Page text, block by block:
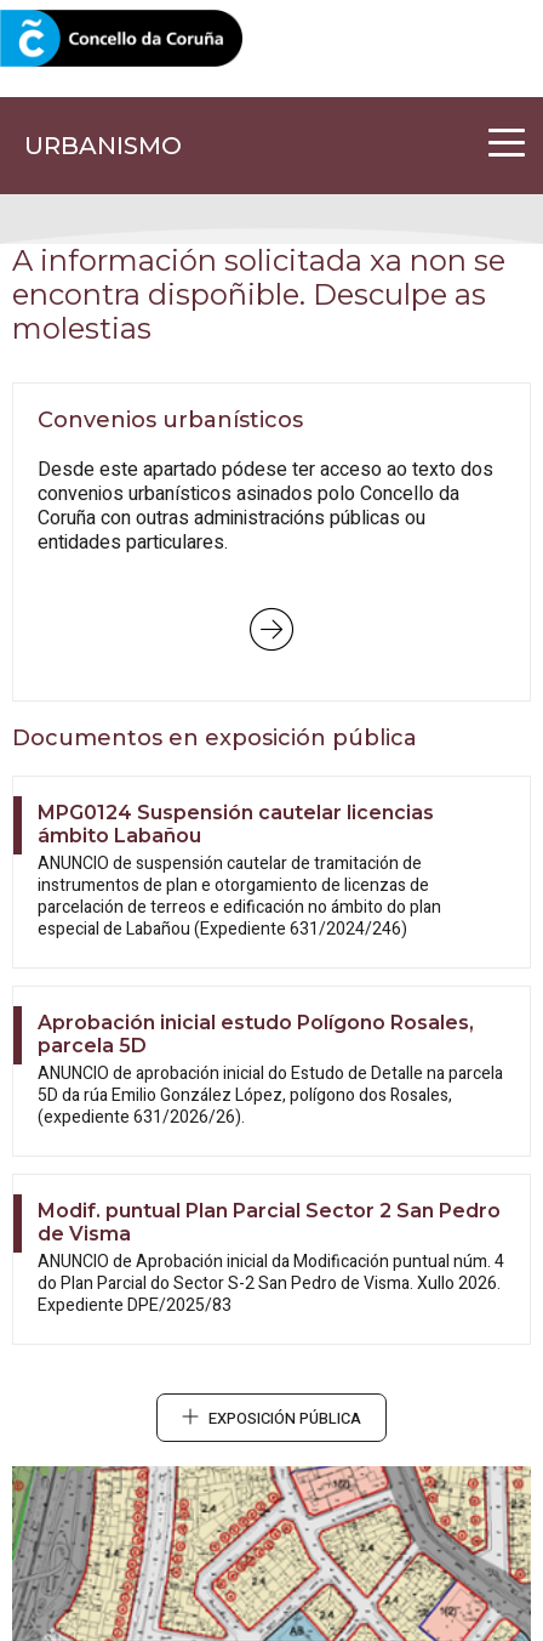
URBANISMO
CORUNA.GAL
A información solicitada xa non se
encontra dispoñible. Desculpe as
molestias
Convenios urbanísticos
Desde este apartado pódese ter acceso ao texto dos
convenios urbanísticos asinados polo Concello da
Coruña con outras administracións públicas ou
entidades particulares.
Documentos en exposición pública
MPG0124 Suspensión cautelar licencias
ámbito Labañou
ANUNCIO de suspensión cautelar de tramitación de
instrumentos de plan e otorgamiento de licenzas de
parcelación de terreos e edificación no ámbito do plan
especial de Labañou (Expediente 631/2024/246)
Aprobación inicial estudo Polígono Rosales,
parcela 5D
ANUNCIO de aprobación inicial do Estudode Detalle na parcela
5D da rúa Emilio González López, polígono dos Rosales,
(expediente 631/2026/26).
Modif. puntual Plan Parcial Sector 2 San Pedro
de Visma
ANUNCIO de Aprobación inicial daModificación puntual núm. 4
do Plan Parcial do Sector S-2 San Pedro de Visma. Xullo 2026.
Expediente DPE/2025/83
EXPOSICIÓN PÚBLICA